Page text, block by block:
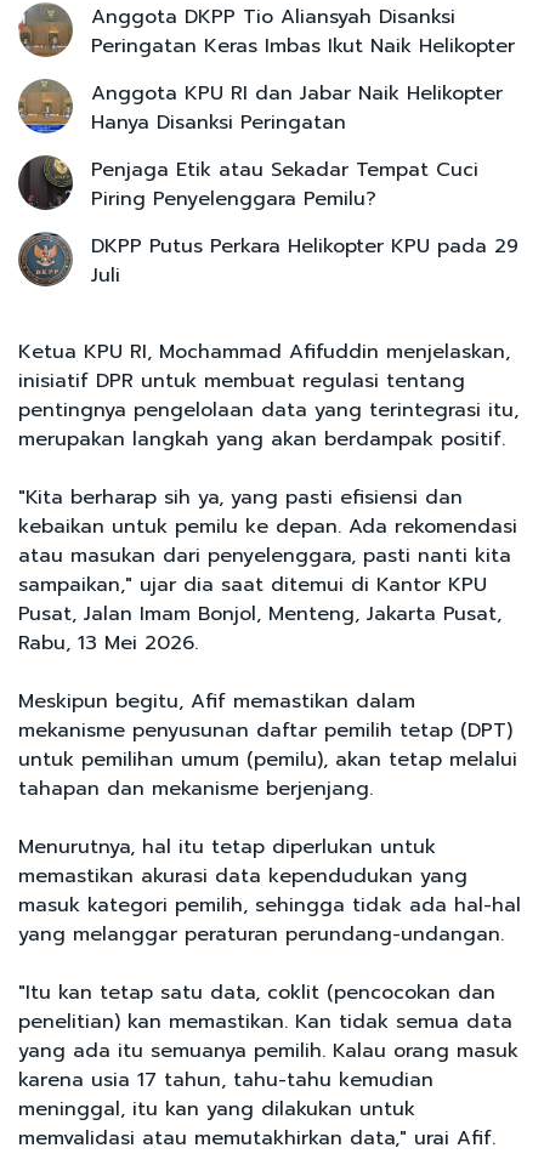
Anggota DKPP Tio Aliansyah Disanksi
Peringatan Keras Imbas Ikut Naik Helikopter
Anggota KPU RI dan Jabar Naik Helikopter
Hanya Disanksi Peringatan
Penjaga Etik atau Sekadar Tempat Cuci
Piring Penyelenggara Pemilu?
DKPP Putus Perkara Helikopter KPU pada 29
Juli
Ketua KPU RI, Mochammad Afifuddin menjelaskan,
inisiatif DPR untuk membuat regulasi tentang
pentingnya pengelolaan data yang terintegrasi itu,
merupakan langkah yang akan berdampak positif.
"Kita berharap sih ya, yang pasti efisiensi dan
kebaikan untuk pemilu ke depan. Ada rekomendasi
atau masukan dari penyelenggara, pasti nanti kita
sampaikan," ujar dia saat ditemui di Kantor KPU
Pusat, Jalan Imam Bonjol, Menteng, Jakarta Pusat,
Rabu, 13 Mei 2026.
Meskipun begitu, Afif memastikan dalam
mekanisme penyusunan daftar pemilih tetap (DPT)
untuk pemilihan umum (pemilu), akan tetap melalui
tahapan dan mekanisme berjenjang.
Menurutnya, hal itu tetap diperlukan untuk
memastikan akurasi data kependudukan yang
masuk kategori pemilih, sehingga tidak ada hal-hal
yang melanggar peraturan perundang-undangan.
"Itu kan tetap satu data, coklit (pencocokan dan
penelitian) kan memastikan. Kan tidak semua data
yang ada itu semuanya pemilih. Kalau orang masuk
karena usia 17 tahun, tahu-tahu kemudian
meninggal, itu kan yang dilakukan untuk
memvalidasi atau memutakhirkan data," urai Afif.